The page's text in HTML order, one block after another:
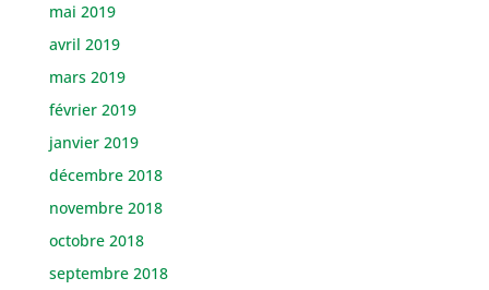
mai 2019
avril 2019
mars 2019
février 2019
janvier 2019
décembre 2018
novembre 2018
octobre 2018
septembre 2018